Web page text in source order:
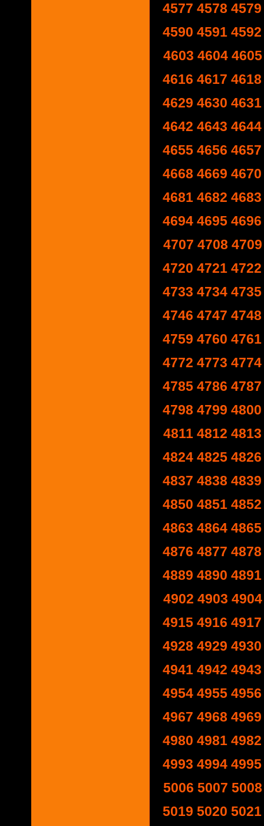
4577 4578 4579
4590 4591 4592
4603 4604 4605
4616 4617 4618
4629 4630 4631
4642 4643 4644
4655 4656 4657
4668 4669 4670
4681 4682 4683
4694 4695 4696
4707 4708 4709
4720 4721 4722
4733 4734 4735
4746 4747 4748
4759 4760 4761
4772 4773 4774
4785 4786 4787
4798 4799 4800
4811 4812 4813
4824 4825 4826
4837 4838 4839
4850 4851 4852
4863 4864 4865
4876 4877 4878
4889 4890 4891
4902 4903 4904
4915 4916 4917
4928 4929 4930
4941 4942 4943
4954 4955 4956
4967 4968 4969
4980 4981 4982
4993 4994 4995
5006 5007 5008
5019 5020 5021